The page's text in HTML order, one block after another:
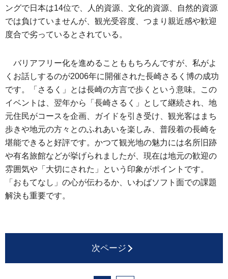
ングで日本は14位で、人的資源、文化的資源、自然的資源
では負けていませんが、観光受容度、つまり親近感や歓迎
度合で劣っているとされている。
バリアフリー化を進めることももちろんですが、私がよ
くお話しするのが2006年に開催された長崎さるく博の成功
です。「さるく」とは長崎の方言で歩くという意味。この
イベントは、翌年から「長崎さるく」として継続され、地
元住民がコースを企画、ガイドを引き受け、観光客はまち
歩きや地元の方々とのふれあいを楽しみ、普段着の長崎を
堪能できると好評です。かつて観光地の魅力には名所旧跡
や有名旅館などが挙げられましたが、現在は地元の歓迎の
雰囲気や「大切にされた」という印象がポイントです。
「おもてなし」の心が伝わるか、いわばソフト面での課題
解決も重要です。
次ページ